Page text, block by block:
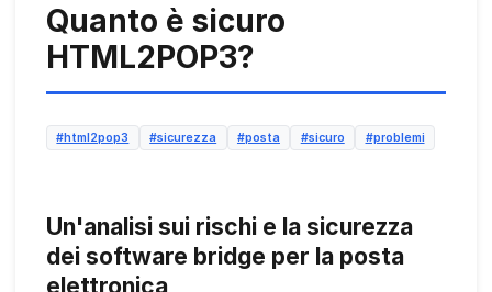
Quanto è sicuro
HTML2POP3?
#html2pop3 #sicurezza #posta #sicuro #problemi
Un'analisi sui rischi e la sicurezza
dei software bridge per la posta
elettronica